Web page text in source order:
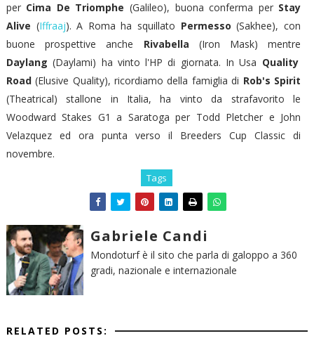
per Cima De Triomphe (Galileo), buona conferma per Stay
Alive (Iffraaj). A Roma ha squillato Permesso (Sakhee), con
buone prospettive anche Rivabella (Iron Mask) mentre
Daylang (Daylami) ha vinto l'HP di giornata. In Usa Quality
Road(Elusive Quality), ricordiamo della famiglia di Rob's Spirit
(Theatrical) stallone in Italia, ha vinto da strafavorito le
Woodward Stakes G1 a Saratoga per Todd Pletcher e John
Velazquez ed ora punta verso il Breeders Cup Classic di
novembre.
Tags
Gabriele Candi
Mondoturf è il sito che parla di galoppo a 360
gradi, nazionale e internazionale
RELATED POSTS: